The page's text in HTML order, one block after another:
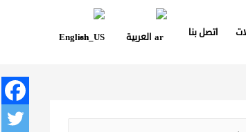
اتصل بنا العربية English